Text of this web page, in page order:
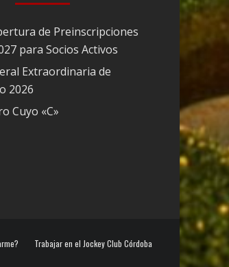
de Preinscripciones
para Socios Activos
Extraordinaria de
2026
Cuyo «C»
Trabajar en el Jockey Club Córdoba